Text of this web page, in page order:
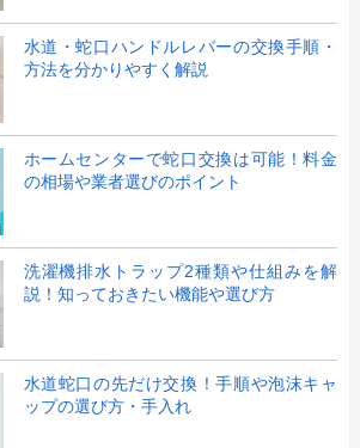
水道・蛇口ハンドルレバーの交換手順・
方法を分かりやすく解説
ホームセンターで蛇口交換は可能！料金
の相場や業者選びのポイント
洗濯機排水トラップ2種類や仕組みを解
説！知っておきたい機能や選び方
水道蛇口の先だけ交換！手順や泡沫キャ
ップの選び方・手入れ